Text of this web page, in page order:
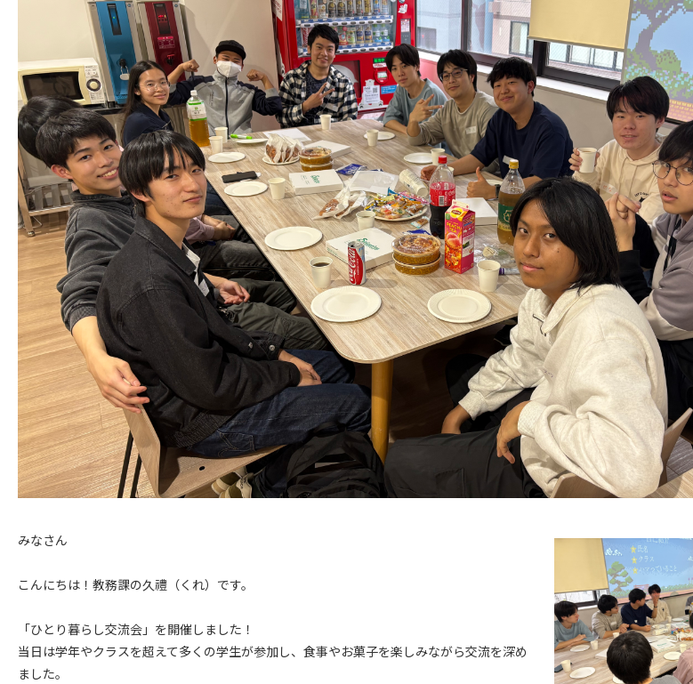
みなさん
こんにちは！教務課の久禮（くれ）です。
「ひとり暮らし交流会」を開催しました！
当日は学年やクラスを超えて多くの学生が参加し、食事やお菓子を楽しみながら交流を深め
ました。